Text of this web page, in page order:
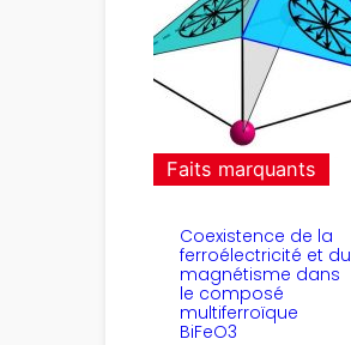
Faits marquants
Coexistence de la
ferroélectricité et du
magnétisme dans
le composé
multiferroïque
BiFeO3